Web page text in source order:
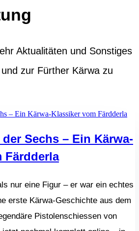
Aktualitäten und Sonstiges
zur Fürther Kärwa zu
Sechs – Ein Kärwa-
Färdderla
nur eine Figur – er war ein echtes
erste Kärwa-Geschichte aus dem
Pistolenschiessen von